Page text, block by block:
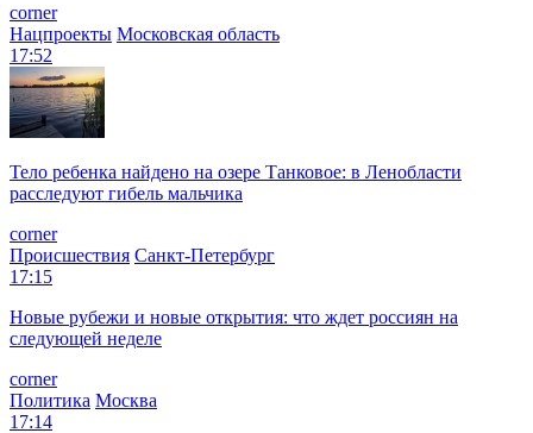
corner
Нацпроекты Московская область
17:52
Тело ребенка найдено на озере Танковое: в Ленобласти
расследуют гибель мальчика
corner
Происшествия Санкт-Петербург
17:15
Новые рубежи и новые открытия: что ждет россиян на
следующей неделе
corner
Политика Москва
17:14